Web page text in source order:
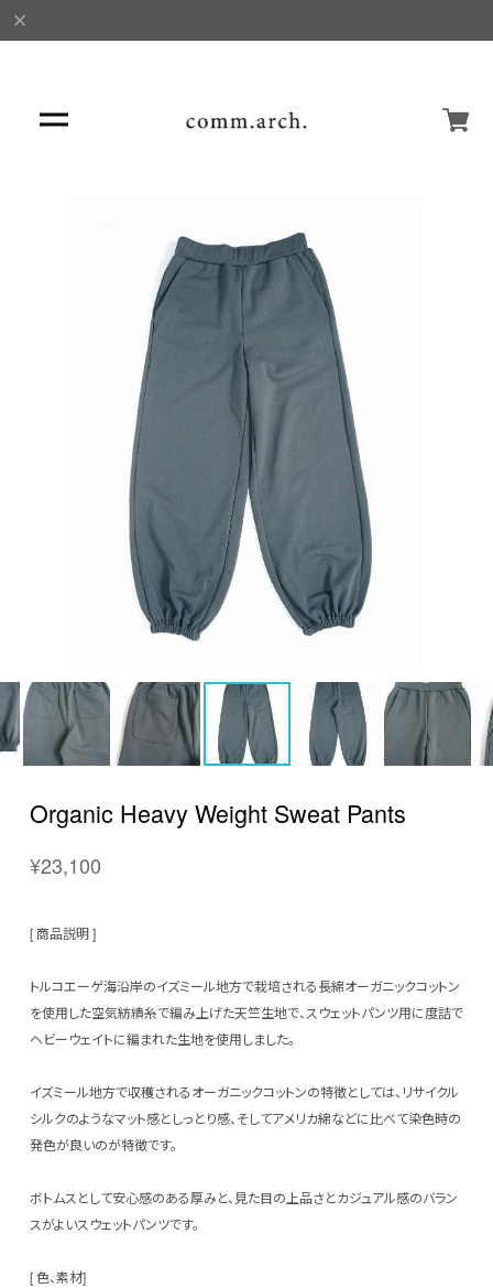
Organic Heavy Weight Sweat Pants
¥23,100
[ 商品説明 ]
トルコエーゲ海沿岸のイズミール地方で栽培される長綿オーガニックコットン
を使用した空気紡績糸で編み上げた天竺生地で、スウェットパンツ用に度詰で
ヘビーウェイトに編まれた生地を使用しました。
イズミール地方で収穫されるオーガニックコットンの特徴としては、リサイクル
シルクのようなマット感としっとり感、そしてアメリカ綿などに比べて染色時の
発色が良いのが特徴です。
ボトムスとして安心感のある厚みと、見た目の上品さとカジュアル感のバラン
スがよいスウェットパンツです。
[ 色、素材]